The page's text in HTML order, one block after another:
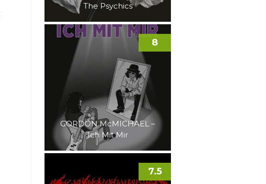
The Psychics
GORDON McMICHAEL –
Ich Mit Mir
8
7.5